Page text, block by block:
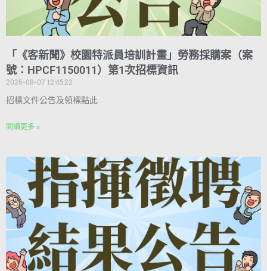
「《客新聞》校園特派員培訓計畫」勞務採購案（案
號：HPCF1150011）第1次招標資訊
2026-08-07 12:45:22
招標文件公告及領標點此
閱讀更多 »